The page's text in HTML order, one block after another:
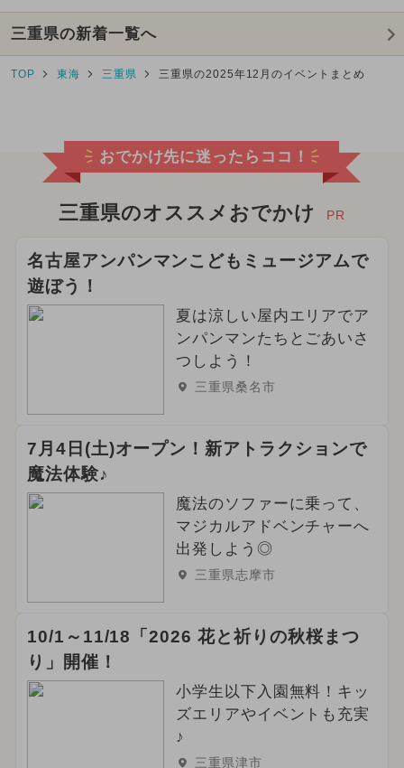
三重県の新着一覧へ
TOP 東海 三重県 三重県の2025年12月のイベントまとめ
おでかけ先に迷ったらココ！
三重県のオススメおでかけ PR
名古屋アンパンマンこどもミュージアムで
遊ぼう！
夏は涼しい屋内エリアでア
ンパンマンたちとごあいさ
つしよう！
三重県桑名市
7月4日(土)オープン！新アトラクションで
魔法体験♪
魔法のソファーに乗って、
マジカルアドベンチャーへ
出発しよう◎
三重県志摩市
10/1～11/18「2026 花と祈りの秋桜まつ
り」開催！
小学生以下入園無料！キッ
ズエリアやイベントも充実
♪
三重県津市